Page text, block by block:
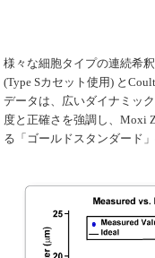
様々な細胞タイプの連続希
(Type Sカセット使用) と
データは、広いダイナミッ
度と正確さを強調し、Moxi
る「ゴールドスタンダード